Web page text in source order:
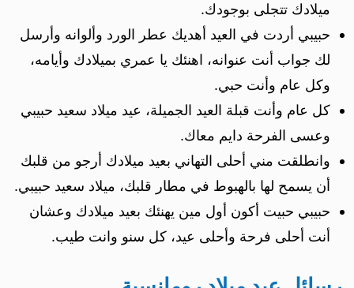
ميلادك تتجلى بوجودك.
حبيبي أردت في العيد أهديك عطر الورد وألوانه وأرسل
لك جواب أنت عنوانه، اهنئك يا عمري بميلادك وأيامه،
وكل عام وأنت حبي.
كل عام وأنت قبلة العيد الجميلة، عيد ميلاد سعيد حبيبي
وعسى الفرحة دايم معاك.
وانطلقت مني أحلى التهاني بعيد ميلادك أرجو من قلبك
أن يسمح لها بالهبوط في مطار قلبك، ميلاد سعيد حبيبي.
حبيبي حبيت أكون أول مين يهنئك بعيد ميلادك وعشان
أنت أحلى فرحة وأحلى عيد، كل سنو وانت طيب.